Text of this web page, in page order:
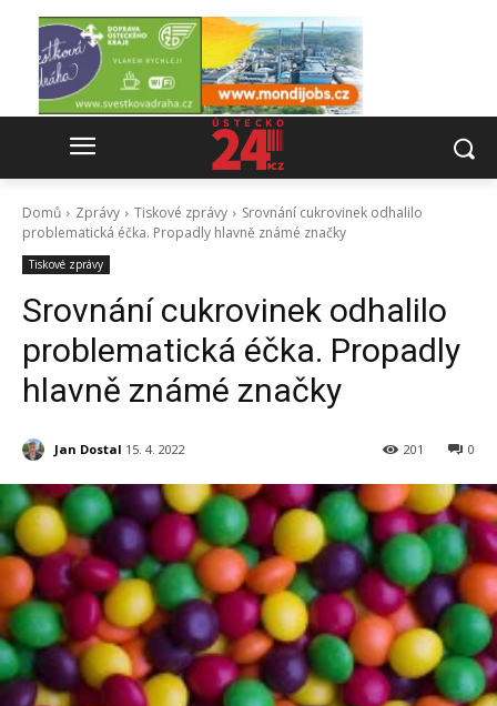
Domů Zprávy Tiskové zprávy
Srovnání cukrovinek odhalilo
problematická éčka. Propadly hlavně známé značky
Tiskové zprávy
Srovnání cukrovinek odhalilo
problematická éčka. Propadly
hlavně známé značky
Jan Dostal 15. 4. 2022 0
201